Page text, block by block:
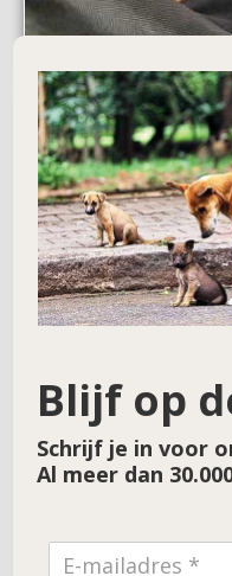
Blijf op
Schrijf je in voor
Al meer dan